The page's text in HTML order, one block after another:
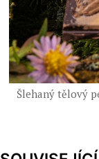
Šlehaný tělový